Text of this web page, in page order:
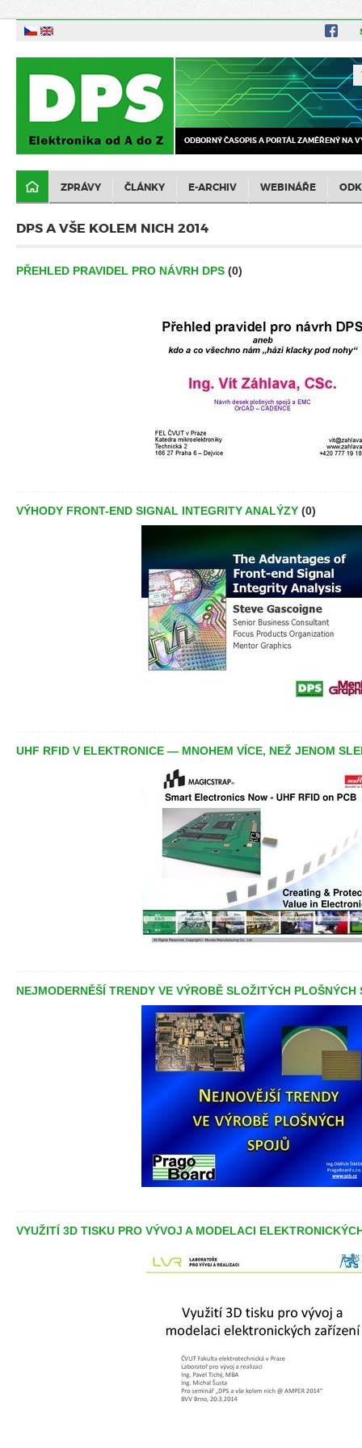
ODBORNÝ ČASOPIS A PORTÁL ZAMĚŘENÝ NA
ZPRÁVY ČLÁNKY E-ARCHIV WEBINÁŘE
DPS A VŠE KOLEM NICH 2014
PŘEHLED PRAVIDEL PRO NÁVRH DPS (0)
VÝHODY FRONT-END SIGNAL INTEGRITY ANALÝZY (0)
UHF RFID V ELEKTRONICE — MNOHEM VÍCE, NEŽ JENOM
NEJMODERNĚŠÍ TRENDY VE VÝROBĚ SLOŽITÝCH PLOŠNÝCH
VYUŽITÍ 3D TISKU PRO VÝVOJ A MODELACI